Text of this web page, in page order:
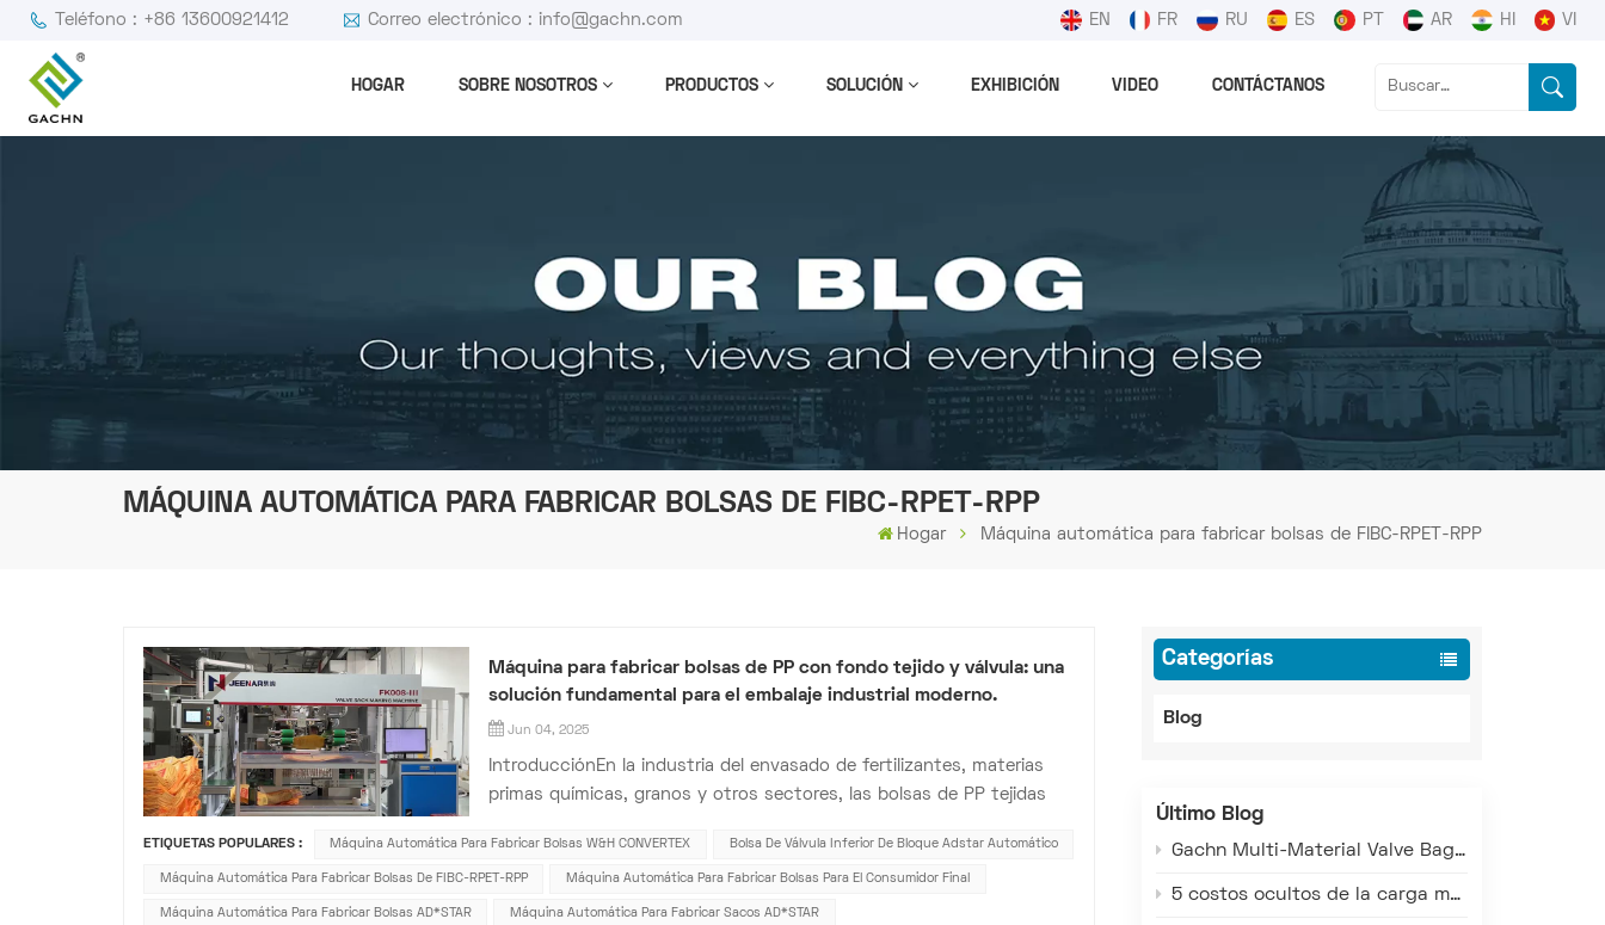
Teléfono : +86 13600921412 Correo electrónico : info@gachn.com EN FR RU ES PT AR HI VI
HOGAR SOBRE NOSOTROS PRODUCTOS SOLUCIÓN EXHIBICIÓN VIDEO CONTÁCTANOS
MÁQUINA AUTOMÁTICA PARA FABRICAR BOLSAS DE FIBC-RPET-RPP
Hogar Máquina automática para fabricar bolsas de FIBC-RPET-RPP
Categorías
Blog
Último Blog
Gachn Multi-Material Valve Bag Making Machine: Versatile Production for PE, PP, and Paper-Plastic
5 costos ocultos de la carga manual de camiones que están mermando sus ganancias
Máquina para fabricar bolsas de PP con fondo tejido y válvula: una
solución fundamental para el embalaje industrial moderno.
Jun 04, 2025
IntroducciónEn la industria del envasado de fertilizantes, materias
primas químicas, granos y otros sectores, las bolsas de PP tejidas
envasado de materiales granulados y en polvo a granel debido a su
excelente capacidad de carga,...
ETIQUETAS POPULARES : Máquina Automática Para Fabricar Bolsas W&H CONVERTEX Bolsa De Válvula Inferior De Bloque Adstar Automático
Máquina Automática Para Fabricar Bolsas De FIBC-RPET-RPP Máquina Automática Para Fabricar Bolsas Para El Consumidor Final
Máquina Automática Para Fabricar Bolsas AD*STAR Máquina Automática Para Fabricar Sacos AD*STAR